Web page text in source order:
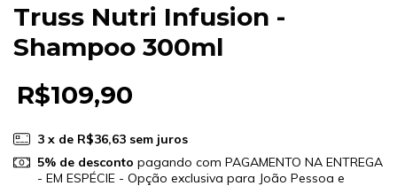
Truss Nutri Infusion -
Shampoo 300ml
R$109,90
3 x de R$36,63 sem juros
5% de desconto pagando com PAGAMENTO NA ENTREGA
- EM ESPÉCIE - Opção exclusiva para João Pessoa e